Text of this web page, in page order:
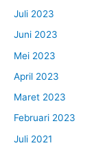
Juli 2023
Juni 2023
Mei 2023
April 2023
Maret 2023
Februari 2023
Juli 2021